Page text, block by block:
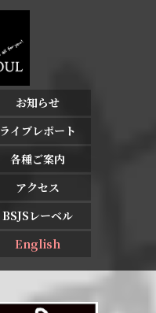
お知らせ
ライブレポート
各種ご案内
アクセス
BSJSレーベル
English